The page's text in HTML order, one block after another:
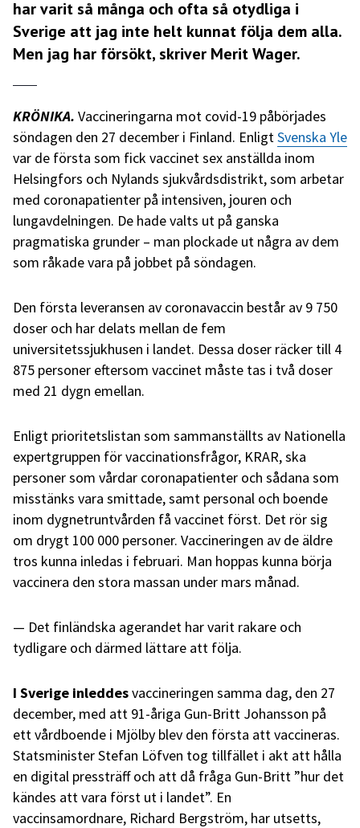
har varit så många och ofta så otydliga i
Sverige att jag inte helt kunnat följa dem alla.
Men jag har försökt, skriver Merit Wager.
KRÖNIKA. Vaccineringarna mot covid-19 påbörjades
söndagen den 27 december i Finland. Enligt Svenska Yle
var de första som fick vaccinet sex anställda inom
Helsingfors och Nylands sjukvårdsdistrikt, som arbetar
med coronapatienter på intensiven, jouren och
lungavdelningen. De hade valts ut på ganska
pragmatiska grunder – man plockade ut några av dem
som råkade vara på jobbet på söndagen.
Den första leveransen av coronavaccin består av 9 750
doser och har delats mellan de fem
universitetssjukhusen i landet. Dessa doser räcker till 4
875 personer eftersom vaccinet måste tas i två doser
med 21 dygn emellan.
Enligt prioritetslistan som sammanställts av Nationella
expertgruppen för vaccinationsfrågor, KRAR, ska
personer som vårdar coronapatienter och sådana som
misstänks vara smittade, samt personal och boende
inom dygnetruntvården få vaccinet först. Det rör sig
om drygt 100 000 personer. Vaccineringen av de äldre
tros kunna inledas i februari. Man hoppas kunna börja
vaccinera den stora massan under mars månad.
Det finländska agerandet har varit rakare och
tydligare och därmed lättare att följa.
I Sverige inleddesvaccineringen samma dag, den 27
december, med att 91-åriga Gun-Britt Johansson på
ett vårdboende i Mjölby blev den första att vaccineras.
Statsminister Stefan Löfven tog tillfället i akt att hålla
en digital pressträff och att då fråga Gun-Britt ”hur det
kändes att vara först ut i landet”. En
vaccinsamordnare, Richard Bergström, har utsetts,